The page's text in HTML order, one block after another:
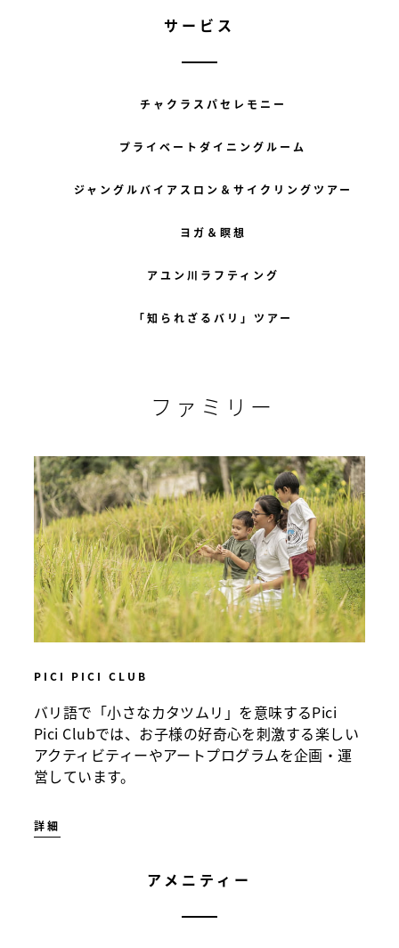
サービス
チャクラスパセレモニー
プライベートダイニングルーム
ジャングルバイアスロン＆サイクリングツアー
ヨガ＆瞑想
アユン川ラフティング
「知られざるバリ」ツアー
ファミリー
PICI PICI CLUB
バリ語で「小さなカタツムリ」を意味するPici
Pici Clubでは、お子様の好奇心を刺激する楽しい
アクティビティーやアートプログラムを企画・運
営しています。
詳細
アメニティー